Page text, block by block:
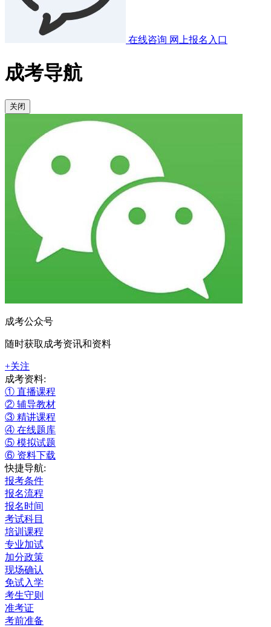
在线咨询 网上报名入口
成考导航
关闭
成考公众号
随时获取成考资讯和资料
+关注
成考资料:
① 直播课程
② 辅导教材
③ 精讲课程
④ 在线题库
⑤ 模拟试题
⑥ 资料下载
快捷导航:
报考条件
报名流程
报名时间
考试科目
培训课程
专业加试
加分政策
现场确认
免试入学
考生守则
准考证
考前准备